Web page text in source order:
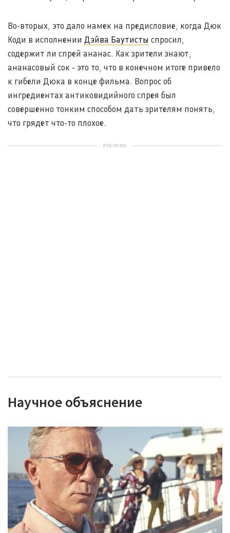
Во-вторых, это дало намек на предисловие, когда Дюк
Коди в исполнении Дэйва Баутисты спросил,
содержит ли спрей ананас. Как зрители знают,
ананасовый сок - это то, что в конечном итоге привело
к гибели Дюка в конце фильма. Вопрос об
ингредиентах антиковидийного спрея был
совершенно тонким способом дать зрителям понять,
что грядет что-то плохое.
РЕКЛАМА
Научное объяснение